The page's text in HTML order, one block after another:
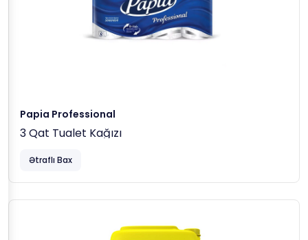
Papia Professional
3 Qat Tualet Kağızı
Ətraflı Bax